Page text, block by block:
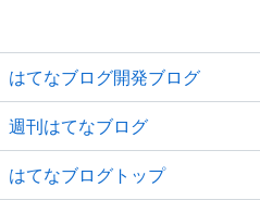
はてなブログ開発ブログ
週刊はてなブログ
はてなブログトップ